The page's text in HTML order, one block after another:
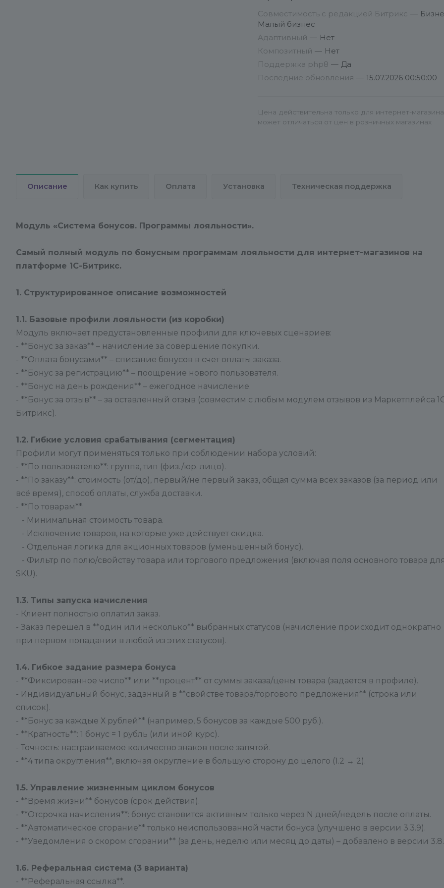
только на последних стабильных версиях
продуктов.
При отсутствии предоставления доступа к
Возврат денежных средств за
или услуга, а право пользования.
появляющиеся перед установкой модуля.
8.4.
Совместимость с редакцией Битрикс —
Малый бизнес
Адаптивный — Нет
Композитный — Нет
Поддержка php8 — Да
Последние обновления — 15.07.2026 00:50:00
Цена действительна только для интернет-
может отличаться от цен в розничных магазинах
Описание Как купить Оплата Установка Техническая поддержка
Модуль «Система бонусов. Программы лояльности».
Самый полный модуль по бонусным программам лояльности для интернет-магазинов на
платформе 1С-Битрикс.
1. Структурированное описание возможностей
1.1. Базовые профили лояльности (из коробки)
Модуль включает предустановленные профили для ключевых сценариев:
- **Бонус за заказ** – начисление за совершение покупки.
- **Оплата бонусами** – списание бонусов в счет оплаты заказа.
- **Бонус за регистрацию** – поощрение нового пользователя.
- **Бонус на день рождения** – ежегодное начисление.
- **Бонус за отзыв** – за оставленный отзыв (совместим с любым модулем отзывов из Маркетплейса
Битрикс).
1.2. Гибкие условия срабатывания (сегментация)
Профили могут применяться только при соблюдении набора условий:
- **По пользователю**: группа, тип (физ./юр. лицо).
- **По заказу**: стоимость (от/до), первый/не первый заказ, общая сумма всех заказов (за период или
всё время), способ оплаты, служба доставки.
- **По товарам**:
- Минимальная стоимость товара.
- Исключение товаров, на которые уже действует скидка.
- Отдельная логика для акционных товаров (уменьшенный бонус).
- Фильтр по полю/свойству товара или торгового предложения (включая поля основного товара
SKU).
1.3. Типы запуска начисления
- Клиент полностью оплатил заказ.
- Заказ перешел в **один или несколько** выбранных статусов (начисление происходит однократно
при первом попадании в любой из этих статусов).
1.4. Гибкое задание размера бонуса
- **Фиксированное число** или **процент** от суммы заказа/цены товара (задается в профиле).
- Индивидуальный бонус, заданный в **свойстве товара/торгового предложения** (строка или
список).
- **Бонус за каждые Х рублей** (например, 5 бонусов за каждые 500 руб.).
- **Кратность**: 1 бонус = 1 рубль (или иной курс).
- Точность: настраиваемое количество знаков после запятой.
- **4 типа округления**, включая округление в большую сторону до целого (1.2 → 2).
1.5. Управление жизненным циклом бонусов
- **Время жизни** бонусов (срок действия).
- **Отсрочка начисления**: бонус становится активным только через N дней/недель после оплаты.
- **Автоматическое сгорание** только неиспользованной части бонуса (улучшено в версии 3.3.9).
- **Уведомления о скором сгорании** (за день, неделю или месяц до даты) – добавлено в версии
1.6. Реферальная система (3 варианта)
- **Реферальная ссылка**.